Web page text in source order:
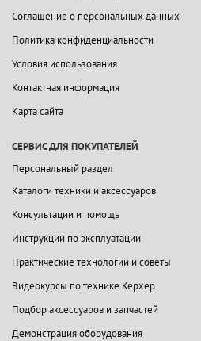
Соглашение о персональных данных
Политика конфиденциальности
Условия использования
Контактная информация
Карта сайта
СЕРВИС ДЛЯ ПОКУПАТЕЛЕЙ
Персональный раздел
Каталоги техники и аксессуаров
Консультации и помощь
Инструкции по эксплуатации
Практические технологии и советы
Видеокурсы по технике Керхер
Подбор аксессуаров и запчастей
Демонстрация оборудования